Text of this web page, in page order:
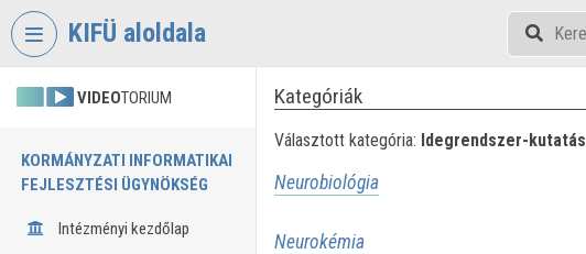
Fejléc kihagyása
KIFÜ aloldala
VIDEOTORIUM
KORMÁNYZATI INFORMATIKAI
FEJLESZTÉSI ÜGYNÖKSÉG
Intézményi kezdőlap
Kategóriák
Választott kategória: Idegrendszer-kutatás
Neurobiológia
Neurokémia